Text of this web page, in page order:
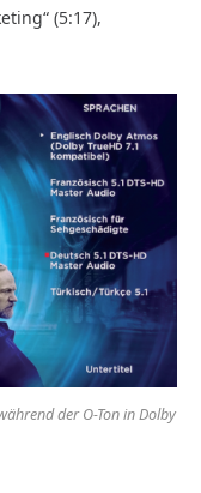
(5:17),
der O-Ton in Dolby